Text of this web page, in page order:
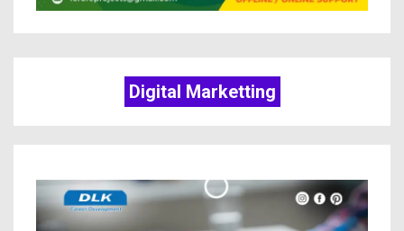
Digital Marketting